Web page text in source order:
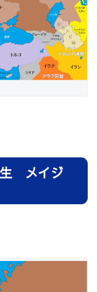
生 メイジ